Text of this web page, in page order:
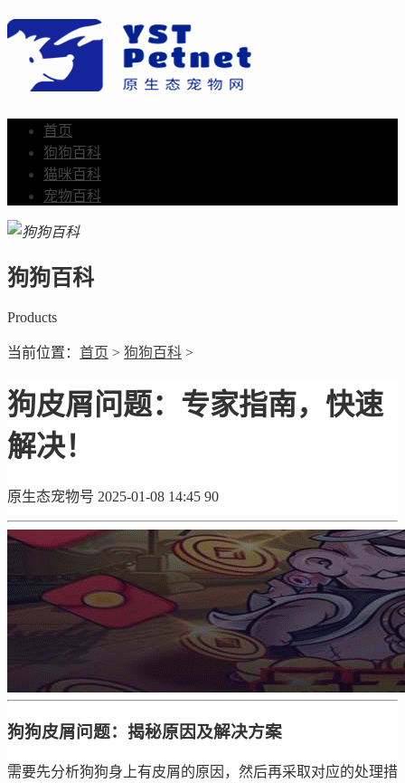
首页
狗狗百科
猫咪百科
宠物百科
狗狗百科
Products
当前位置： 首页 > 狗狗百科 >
狗皮屑问题：专家指南，快速
解决！
原生态宠物号 2025-01-08 14:45 90
狗狗皮屑问题：揭秘原因及解决方案
需要先分析狗狗身上有皮屑的原因，然后再采取对应的处理措